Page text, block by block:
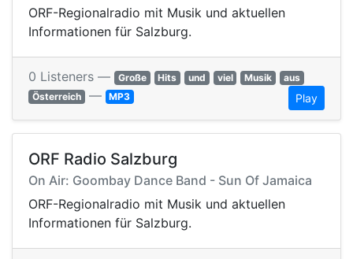
ORF-Regionalradio mit Musik und aktuellen
Informationen für Salzburg.
0 Listeners — Große Hits und viel Musik
aus
Österreich — MP3 Play
ORF Radio Salzburg
On Air: Goombay Dance Band - Sun Of Jamaica
ORF-Regionalradio mit Musik und aktuellen
Informationen für Salzburg.